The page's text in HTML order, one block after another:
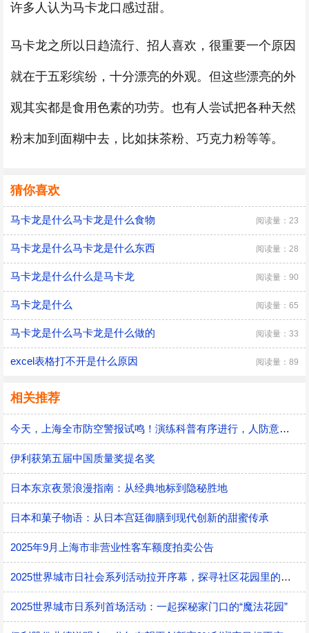
许多人认为马卡龙口感过甜。
马卡龙之所以日趋流行、招人喜欢，很重要一个原因
就在于五彩缤纷，十分漂亮的外观。但这些漂亮的外
观其实都是食用色素的功劳。也有人尝试把各种天然
粉末加到面糊中去，比如抹茶粉、巧克力粉等等。
猜你喜欢
马卡龙是什么马卡龙是什么食物 阅读量：23
马卡龙是什么马卡龙是什么东西 阅读量：28
马卡龙是什么什么是马卡龙 阅读量：90
马卡龙是什么 阅读量：65
马卡龙是什么马卡龙是什么做的 阅读量：33
excel表格打不开是什么原因 阅读量：89
相关推荐
今天，上海全市防空警报试鸣！演练科普有序进行，人防意识“声入人心”
伊利获第五届中国质量奖提名奖
日本东京夜景浪漫指南：从经典地标到隐秘胜地
日本和菓子物语：从日本宫廷御膳到现代创新的甜蜜传承
2025年9月上海市非营业性客车额度拍卖公告
2025世界城市日社会系列活动拉开序幕，探寻社区花园里的智慧应用
2025世界城市日系列首场活动：一起探秘家门口的“魔法花园”